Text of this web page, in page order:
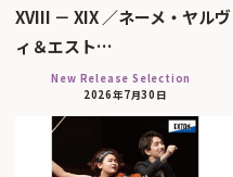
XVIII － XIX ／ネーメ・ヤルヴ
ィ＆エスト…
New Release Selection
2026年7月30日